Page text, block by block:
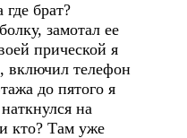
брат?
замотал ее
прической я
включил телефон
до пятого я
на
кто? Там уже